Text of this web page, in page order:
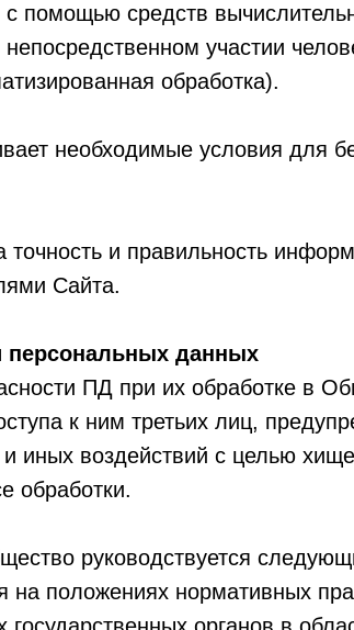
помощью средств
участии
обработка).
необходимые условия для
точность и правильность
Сайта.
персональных данных
ПД при их обработке в
к ним третьих лиц,
иных воздействий с целью
обработки.
руководствуется
на положениях нормативных